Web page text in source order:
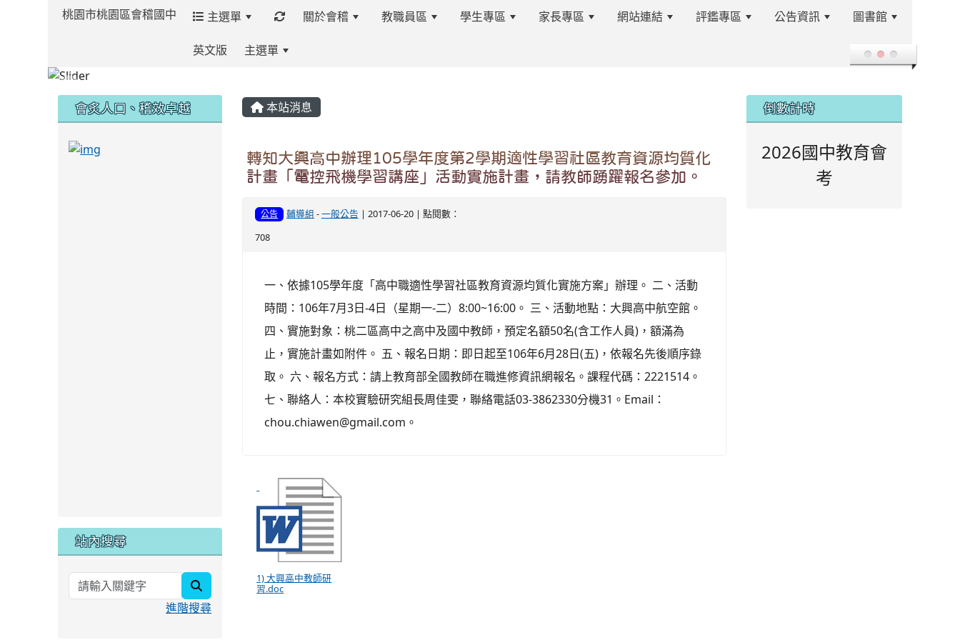
桃園市桃園區會稽國中 主選單 關於會稽 教職員區 學生專區 家長專區 網站連結 評鑑專區 公告資訊 圖書館
英文版 主選單 登入
本站消息
轉知大興高中辦理105學年度第2學期適性學習社區教育資源均質化
計畫「電控飛機學習講座」活動實施計畫，請教師踴躍報名參加。
公告 輔導組 -一般公告 | 2017-06-20 | 點閱數：
708
一、依據105學年度「高中職適性學習社區教育資源均質化實施方案」辦理。 二、活動
時間：106年7月3日-4日（星期一-二）8:00~16:00。 三、活動地點：大興高中航空館。
四、實施對象：桃二區高中之高中及國中教師，預定名額50名(含工作人員)，額滿為
止，實施計畫如附件。 五、報名日期：即日起至106年6月28日(五)，依報名先後順序錄
取。 六、報名方式：請上教育部全國教師在職進修資訊網報名。課程代碼：2221514。
七、聯絡人：本校實驗研究組長周佳雯，聯絡電話03-3862330分機31。Email：
chou.chiawen@gmail.com。
1) 大興高中教師研
習.doc
會炙人口、稽效卓越
link to https://sites.google.com/kjjhs.tyc.edu.tw/kjjhsnews/%E9%A6%96%E9%A0%81
link to https://sites.google.com/kjjhs.tyc.edu.tw/kjjhsnews/%E9%A6%96%E9%A0%81
站內搜尋
進階搜尋
倒數計時
2026國中教育會
考